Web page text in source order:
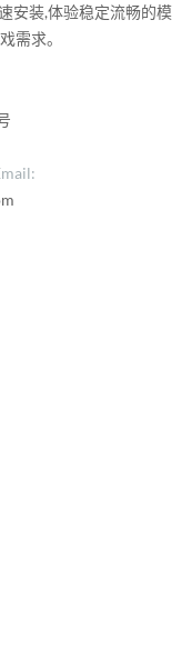
安装,体验稳定流畅的模
需求。